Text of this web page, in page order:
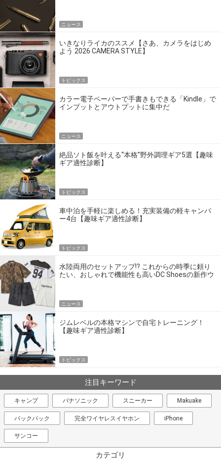
ニュース
いきなりライカのススメ【さあ、カメラをはじめ
よう 2026 CAMERA STYLE】
トピックス
カラー電子ペーパーで手書きもできる「Kindle」で
インプットとアウトプットに集中だ
ニュース
絶品ソト飯を叶える“本格”野外調理ギア5選【趣味
ギア適性診断】
トピックス
車中泊を手軽に楽しめる！充実装備の軽キャンパ
ー4台【趣味ギア適性診断】
トピックス
水陸両用のセットアップ!? これからの時季に頼り
たい、おしゃれで機能性も高いDC Shoesの新作ウ
ニュース
ジムレベルの本格マシンで自宅トレーニング！
【趣味ギア適性診断】
トピックス
注目キーワード
キャンプ パナソニック スニーカー Makuake
バックパック 完全ワイヤレスイヤホン iPhone
サンコー
カテゴリ